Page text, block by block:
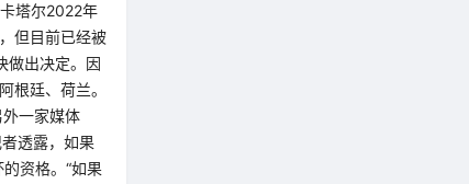
塔尔2022年
但目前已经被
做出决定。因
根廷、荷兰。
一家媒体
透露，如果
资格。“如果